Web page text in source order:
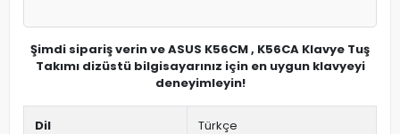
Şimdi sipariş verin ve ASUS K56CM , K56CA Klavye Tuş
Takımı dizüstü bilgisayarınız için en uygun klavyeyi
deneyimleyin!
Dil Türkçe